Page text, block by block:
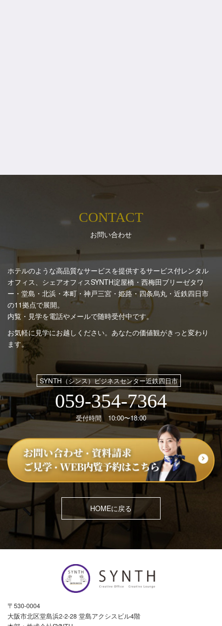
CONTACT
お問い合わせ
ホテルのような高品質なサービスを提供するサービス付レンタル
オフィス、シェアオフィスSYNTH淀屋橋・西梅田ブリーゼタワ
ー・堂島・北浜・本町・神戸三宮・姫路・四条烏丸・近鉄四日市
の11拠点で展開。
内覧・見学を電話やメールで随時受付中です。
お気軽に見学にお越しください。あなたの価値観がきっと変わり
ます。
SYNTH（シンス）ビジネスセンター近鉄四日市
059-354-7364
受付時間 10:00〜18:00
HOMEに戻る
〒530-0004
大阪市北区堂島浜2-2-28 堂島アクシスビル4階